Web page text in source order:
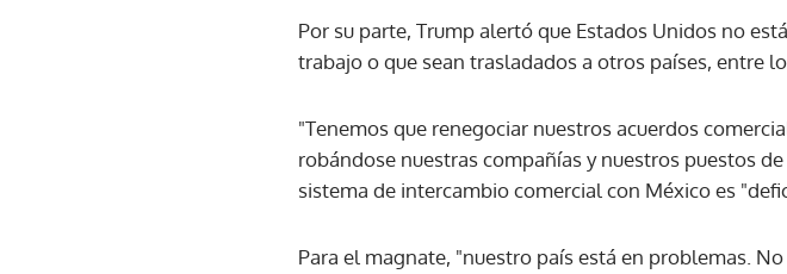
Gracias por
Por su parte, Trump alertó que Estados Unidos no
trabajo o que sean trasladados a otros países, entre
"Tenemos que renegociar nuestros acuerdos
robándose nuestras compañías y nuestros puestos
sistema de intercambio comercial con México es
Para el magnate, "nuestro país está en problemas.